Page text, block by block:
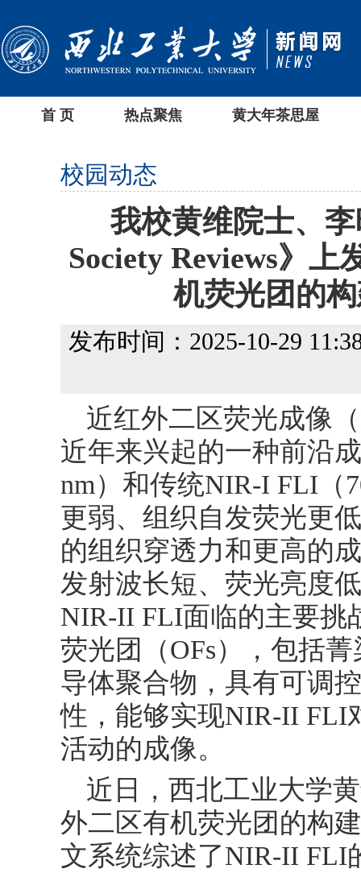
首 页 热点聚焦 黄大年茶思屋
校园动态
我校黄维院士、
Society Reviews》
机荧光团的
发布时间：2025-10-29
近红外二区荧光成像
近年来兴起的一种前沿
nm）和传统NIR-I FLI（
更弱、组织自发荧光更
的组织穿透力和更高的
发射波长短、荧光亮度
NIR-II FLI面临的主要挑
荧光团（OFs），包括
导体聚合物，具有可调
性，能够实现NIR-II FLI
活动的成像。
近日，西北工业大学
外二区有机荧光团的构
文系统综述了NIR-II FLI